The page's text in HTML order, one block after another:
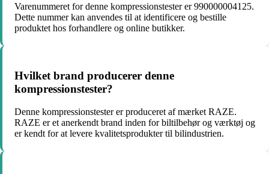
Varenummeret for denne kompressionstester er 990000004125.
Dette nummer kan anvendes til at identificere og bestille
produktet hos forhandlere og online butikker.
Hvilket brand producerer denne
kompressionstester?
Denne kompressionstester er produceret af mærket RAZE.
RAZE er et anerkendt brand inden for biltilbehør og værktøj og
er kendt for at levere kvalitetsprodukter til bilindustrien.